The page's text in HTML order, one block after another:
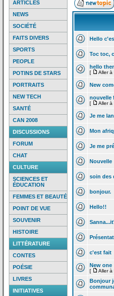
ARTICLES
NEWS
SOCIÉTÉ
FAITS DIVERS
SPORTS
PEOPLE
POTINS DE STARS
PORTRAITS
NEW TECH
SANTÉ
CAN 2008
DISCUSSIONS
FORUM
CHAT
CULTURE
SCIENCES ET
ÉDUCATION
FEMMES ET BEAUTÉ
POINT DE VUE
SOUVENIR
HISTOIRE
LITTÉRATURE
CONTES
POÉSIE
LIVRES
INITIATIVES
Hello
Toc toc,
hello
[ Aller à
New
nouvelle
[ Aller à
Je me
Mon
Je me
Nouvelle
soin des
bonjour.
Hello!!
c'est fait
New one
[ Aller à
Bonjour